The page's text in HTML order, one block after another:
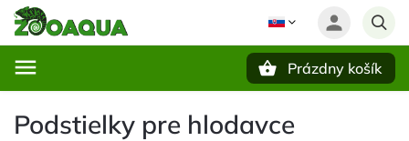
Prázdny košík
Podstielky pre hlodavce